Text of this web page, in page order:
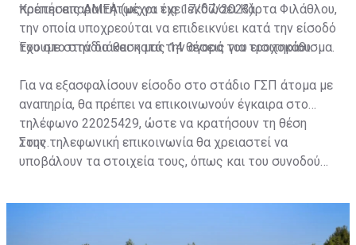
πρέπει απαραιτήτως να έχει εκδώσει Κάρτα Φιλάθλου,
την οποία υποχρεούται να επιδεικνύει κατά την είσοδό
του στο στάδιο και κατά την αγορά του εισιτηρίου.
Κρατήσεις ΑΜΕΑ (μέχρι τις 17/07/2023)
Έχουμε στην διάθεση μας 14 θέσεις για τροχοκάθισμα.
Για να εξασφαλίσουν είσοδο στο στάδιο ΓΣΠ άτομα με
αναπηρία, θα πρέπει να επικοινωνούν έγκαιρα στο
τηλέφωνο 22025429, ώστε να κρατήσουν τη θέση
τους.
Στην τηλεφωνική επικοινωνία θα χρειαστεί να
υποβάλουν τα στοιχεία τους, όπως και του συνοδού